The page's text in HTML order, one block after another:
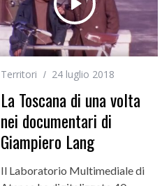
Territori 24 luglio 2018
La Toscana di una volta
nei documentari di
Giampiero Lang
Il Laboratorio Multimediale di